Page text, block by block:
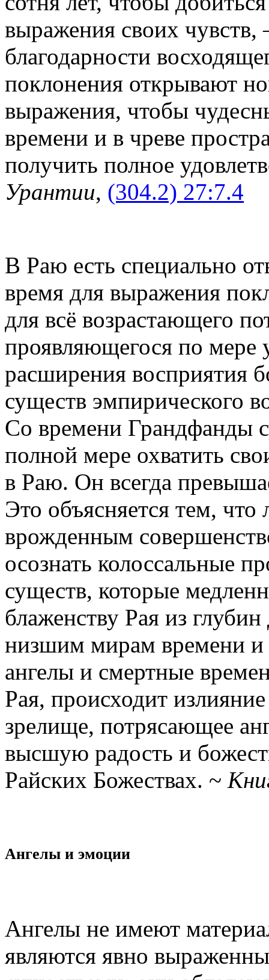
выражения своих чувств,
благодарности
поклонения открывают
выражения, чтобы
времени и в чреве
получить полное
Урантии, (304.2) 27:7.4
В Раю есть специально
время для выражения
для всё возрастающего
проявляющегося по мере
расширения восприятия
существ эмпирического
Со времени Грандфанды
полной мере охватить
в Раю. Он всегда
Это объясняется тем,
врожденным
осознать колоссальные
существ, которые
блаженству Рая из
низшим мирам времени и
ангелы и смертные
Рая, происходит
зрелище, потрясающее
высшую радость и
Райских Божествах. ~
Ангелы и эмоции
Ангелы не имеют
являются явно